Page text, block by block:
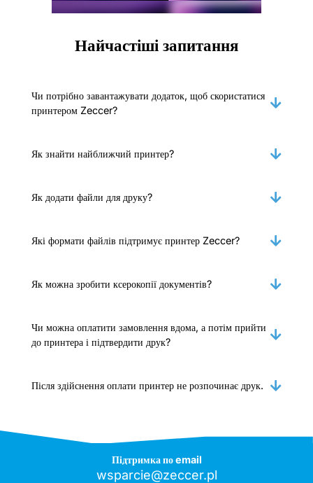
Найчастіші запитання
Чи потрібно завантажувати додаток, щоб скористатися
принтером Zeccer?
Як знайти найближчий принтер?
Як додати файли для друку?
Які формати файлів підтримує принтер Zeccer?
Як можна зробити ксерокопії документів?
Чи можна оплатити замовлення вдома, а потім прийти
до принтера і підтвердити друк?
Після здійснення оплати принтер не розпочинає друк.
Підтримка по email
wsparcie@zeccer.pl